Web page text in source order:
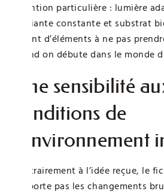
attention particulière : lumière
ambiante constante et substrat
autant d’éléments à ne pas
quand on débute dans le monde
Une sensibilité
conditions de
l’environnement
Contrairement à l’idée reçue, le
supporte pas les changements